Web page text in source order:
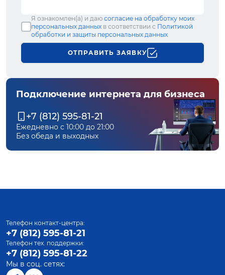
Я ознакомлен(а) и даю согласие на обработку моих
персональных данных в соответствии с Политикой
обработки и защиты персональных данных
ОТПРАВИТЬ ЗАЯВКУ
Подключение интернета для бизнеса
+7 (812) 595-81-21
Ежедневно с 10:00 до 21:00
Без обеда и выходных
Телефон контакт-центра:
+7 (812) 595-81-21
Телефон тех. поддержки:
+7 (812) 595-81-22
Мы в соц. сетях: